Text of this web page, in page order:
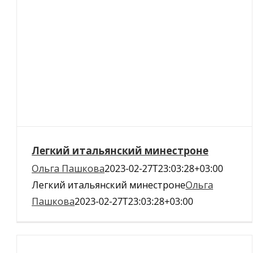
Легкий итальянский минестроне
Ольга Пашкова2023-02-27T23:03:28+03:00
Легкий итальянский минестронеОльга
Пашкова2023-02-27T23:03:28+03:00